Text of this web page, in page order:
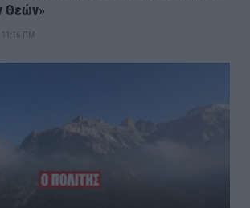
Θεών»
11:16 ΠΜ